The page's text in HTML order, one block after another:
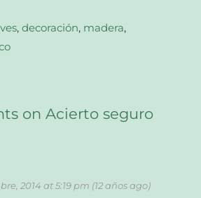
,decoración, madera,
on Acierto seguro
2014 at 5:19 pm (12 años ago)